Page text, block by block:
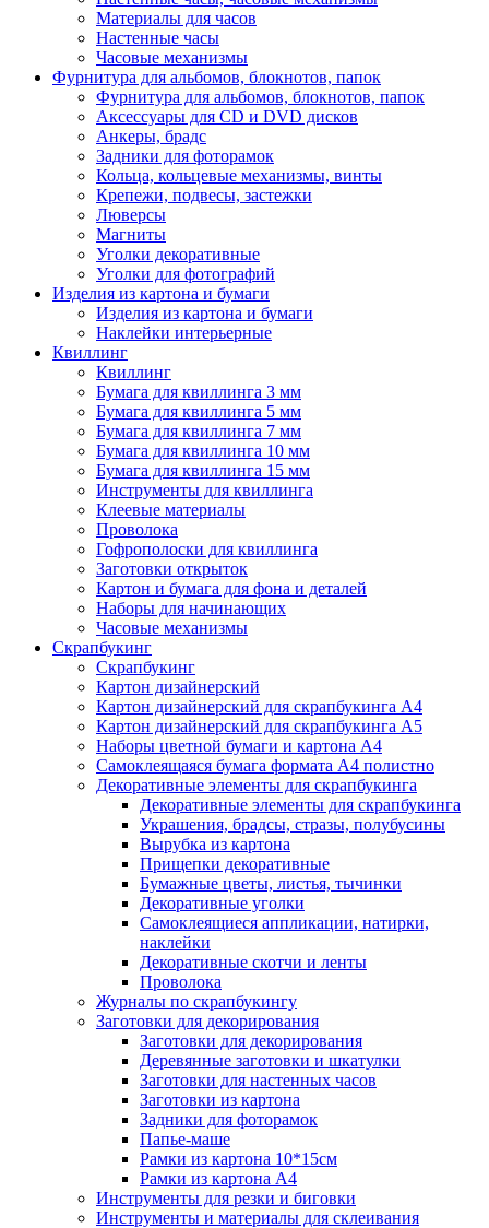
Материалы для часов
Настенные часы
Часовые механизмы
Фурнитура для альбомов, блокнотов, папок
Фурнитура для альбомов, блокнотов, папок
Аксессуары для CD и DVD дисков
Анкеры, брадс
Задники для фоторамок
Кольца, кольцевые механизмы, винты
Крепежи, подвесы, застежки
Люверсы
Магниты
Уголки декоративные
Уголки для фотографий
Изделия из картона и бумаги
Изделия из картона и бумаги
Наклейки интерьерные
Квиллинг
Квиллинг
Бумага для квиллинга 3 мм
Бумага для квиллинга 5 мм
Бумага для квиллинга 7 мм
Бумага для квиллинга 10 мм
Бумага для квиллинга 15 мм
Инструменты для квиллинга
Клеевые материалы
Проволока
Гофрополоски для квиллинга
Заготовки открыток
Картон и бумага для фона и деталей
Наборы для начинающих
Часовые механизмы
Скрапбукинг
Скрапбукинг
Картон дизайнерский
Картон дизайнерский для скрапбукинга А4
Картон дизайнерский для скрапбукинга А5
Наборы цветной бумаги и картона А4
Самоклеящаяся бумага формата А4 полистно
Декоративные элементы для скрапбукинга
Декоративные элементы для скрапбукинга
Украшения, брадсы, стразы, полубусины
Вырубка из картона
Прищепки декоративные
Бумажные цветы, листья, тычинки
Декоративные уголки
Самоклеящиеся аппликации, натирки,
наклейки
Декоративные скотчи и ленты
Проволока
Журналы по скрапбукингу
Заготовки для декорирования
Заготовки для декорирования
Деревянные заготовки и шкатулки
Заготовки для настенных часов
Заготовки из картона
Задники для фоторамок
Папье-маше
Рамки из картона 10*15см
Рамки из картона А4
Инструменты для резки и биговки
Инструменты и материалы для склеивания